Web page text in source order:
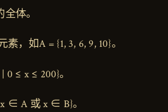
体。
，如A = {1, 3, 6, 9, 10}。
≤ x ≤ 200}。
∈ A 或 x ∈ B}。